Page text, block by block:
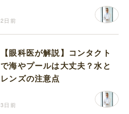
2日前
【眼科医が解説】コンタクト
で海やプールは大丈夫？水と
レンズの注意点
3日前